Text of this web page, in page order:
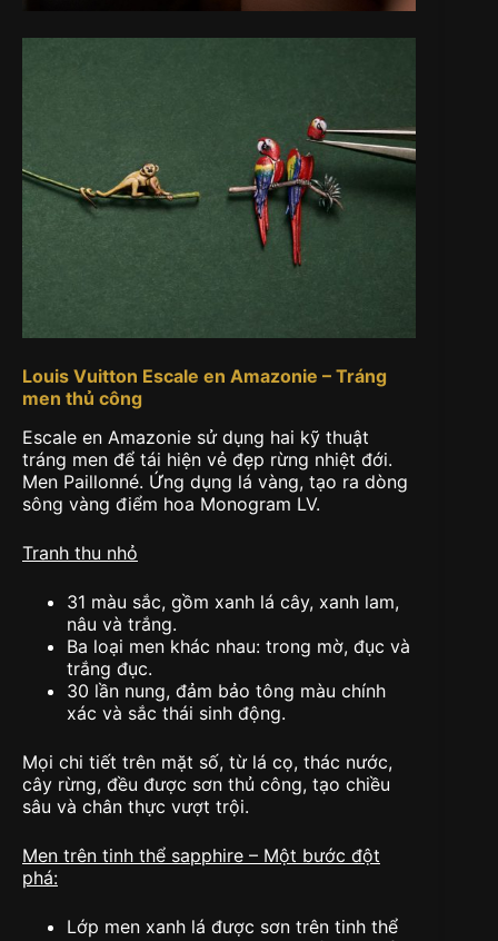
Louis Vuitton Escale en Amazonie – Tráng
men thủ công
Escale en Amazonie sử dụng hai kỹ thuật
tráng men để tái hiện vẻ đẹp rừng nhiệt đới.
Men Paillonné. Ứng dụng lá vàng, tạo ra dòng
sông vàng điểm hoa Monogram LV.
Tranh thu nhỏ
31 màu sắc, gồm xanh lá cây, xanh lam,
nâu và trắng.
Ba loại men khác nhau: trong mờ, đục và
trắng đục.
30 lần nung, đảm bảo tông màu chính
xác và sắc thái sinh động.
Mọi chi tiết trên mặt số, từ lá cọ, thác nước,
cây rừng, đều được sơn thủ công, tạo chiều
sâu và chân thực vượt trội.
Men trên tinh thể sapphire – Một bước đột
phá:
Lớp men xanh lá được sơn trên tinh thể